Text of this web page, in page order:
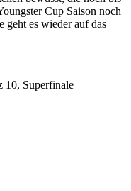
Cup Saison noch
geht es wieder auf das
10, Superfinale